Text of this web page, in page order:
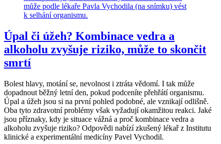
Úpal či úžeh? Kombinace vedra a
alkoholu zvyšuje riziko, může to skončit
smrtí
Bolest hlavy, motání se, nevolnost i ztráta vědomí. I tak může
dopadnout běžný letní den, pokud podceníte přehřátí organismu.
Úpal a úžeh jsou si na první pohled podobné, ale vznikají odlišně.
Oba tyto zdravotní problémy však vyžadují okamžitou reakci. Jaké
jsou příznaky, kdy je situace vážná a proč kombinace vedra a
alkoholu zvyšuje riziko? Odpovědi nabízí zkušený lékař z Institutu
klinické a experimentální medicíny Pavel Vychodil.